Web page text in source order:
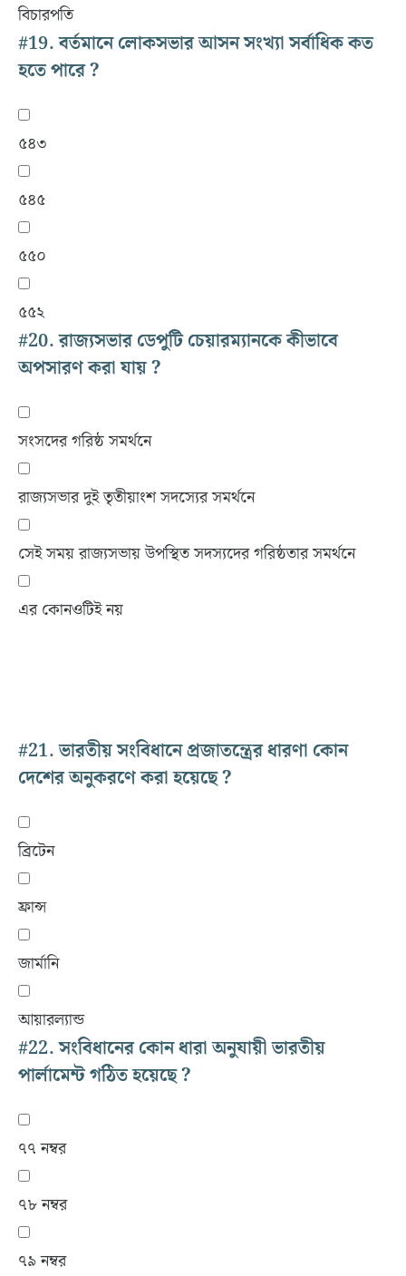
বিচারপতি
#19.বর্তমানে লোকসভার আসন সংখ্যা সর্বাধিক কত
হতে পারে ?
৫৪৩
৫৪৫
৫৫০
৫৫২
#20.রাজ্যসভার ডেপুটি চেয়ারম্যানকে কীভাবে
অপসারণ করা যায় ?
সংসদের গরিষ্ঠ সমর্থনে
রাজ্যসভার দুই তৃতীয়াংশ সদস্যের সমর্থনে
সেই সময় রাজ্যসভায় উপস্থিত সদস্যদের গরিষ্ঠতার সমর্থনে
এর কোনওটিই নয়
#21.ভারতীয় সংবিধানে প্রজাতন্ত্রের ধারণা কোন
দেশের অনুকরণে করা হয়েছে ?
ব্রিটেন
ফ্রান্স
জার্মানি
আয়ারল্যান্ড
#22.সংবিধানের কোন ধারা অনুযায়ী ভারতীয়
পার্লামেন্ট গঠিত হয়েছে ?
৭৭ নম্বর
৭৮ নম্বর
৭৯ নম্বর